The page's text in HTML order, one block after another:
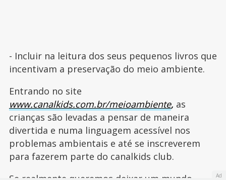
- Incluir na leitura dos seus pequenos livros que
incentivam a preservação do meio ambiente.
Entrando no site
www.canalkids.com.br/meioambiente, as
crianças são levadas a pensar de maneira
divertida e numa linguagem acessível nos
problemas ambientais e até se inscreverem
para fazerem parte do canalkids club.
Ad